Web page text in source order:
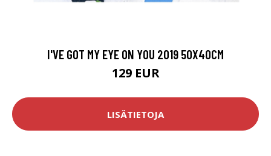
I'VE GOT MY EYE ON YOU 2019 50X40CM
129 EUR
LISÄTIETOJA